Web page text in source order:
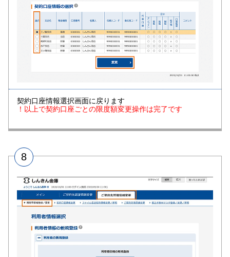
契約口座情報選択画面に戻ります
！以上で契約口座ごとの限度額変更操作は完了です
8